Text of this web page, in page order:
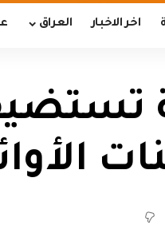
اخر الاخبار العراق